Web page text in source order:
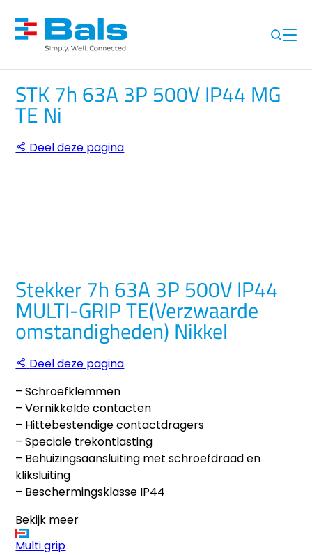
STK 7h 63A 3P 500V IP44 MG
TE Ni
Deel deze pagina
Stekker 7h 63A 3P 500V IP44
MULTI-GRIP TE(Verzwaarde
omstandigheden) Nikkel
Deel deze pagina
– Schroefklemmen
– Vernikkelde contacten
– Hittebestendige contactdragers
– Speciale trekontlasting
– Behuizingsaansluiting met schroefdraad en
kliksluiting
– Beschermingsklasse IP44
Bekijk meer
Multi grip